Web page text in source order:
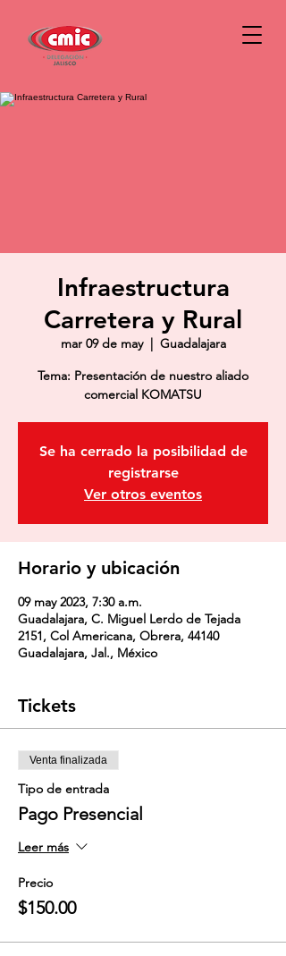
Infraestructura
Carretera y Rural
mar 09 de may
  |
Guadalajara
Tema: Presentación de nuestro aliado
comercial KOMATSU
Se ha cerrado la posibilidad de
registrarse
Ver otros eventos
Horario y ubicación
09 may 2023, 7:30 a.m.
Guadalajara, C. Miguel Lerdo de Tejada
2151, Col Americana, Obrera, 44140
Guadalajara, Jal., México
Tickets
Venta finalizada
Tipo de entrada
Pago Presencial
Leer más
Precio
$150.00